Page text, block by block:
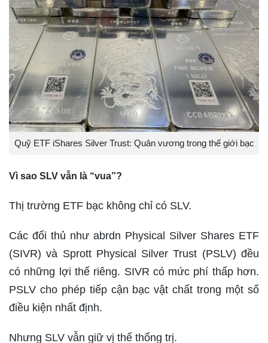
Quỹ ETF iShares Silver Trust: Quân vương trong thế giới bạc
Vì sao SLV vẫn là “vua”?
Thị trường ETF bạc không chỉ có SLV.
Các đối thủ như abrdn Physical Silver Shares ETF
(SIVR) và Sprott Physical Silver Trust (PSLV) đều
có những lợi thế riêng. SIVR có mức phí thấp hơn.
PSLV cho phép tiếp cận bạc vật chất trong một số
điều kiện nhất định.
Nhưng SLV vẫn giữ vị thế thống trị.